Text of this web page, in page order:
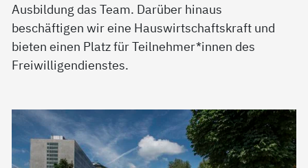
Ausbildung das Team. Darüber hinaus
beschäftigen wir eine Hauswirtschaftskraft und
bieten einen Platz für Teilnehmer*innen des
Freiwilligendienstes.